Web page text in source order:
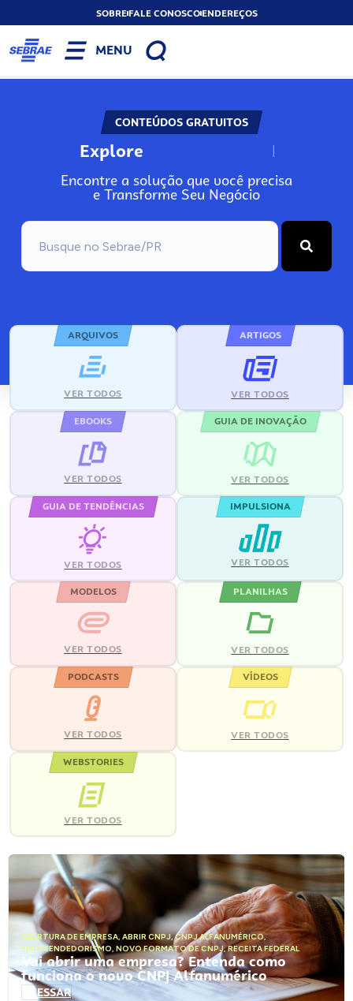
SOBREFALE CONOSCOENDEREÇOS
MENU
CONTEÚDOS GRATUITOS
Explore N
Encontre a solução que você precisa
e Transforme Seu Negócio
ARQUIVOS
VER TODOS
ARTIGOS
VER TODOS
EBOOKS
VER TODOS
GUIA DE INOVAÇÃO
VER TODOS
GUIA DE TENDÊNCIAS
VER TODOS
IMPULSIONA
VER TODOS
MODELOS
VER TODOS
PLANILHAS
VER TODOS
PODCASTS
VER TODOS
VÍDEOS
VER TODOS
WEBSTORIES
VER TODOS
ABERTURA DE EMPRESA, ABRIR CNPJ,CNPJ ALFANUMÉRICO,
EMPREENDEDORISMO, NOVO FORMATO DE CNPJ,RECEITA FEDERAL
Vai abrir uma empresa? Entenda como
funciona o novo CNPJ Alfanumérico
ACESSAR